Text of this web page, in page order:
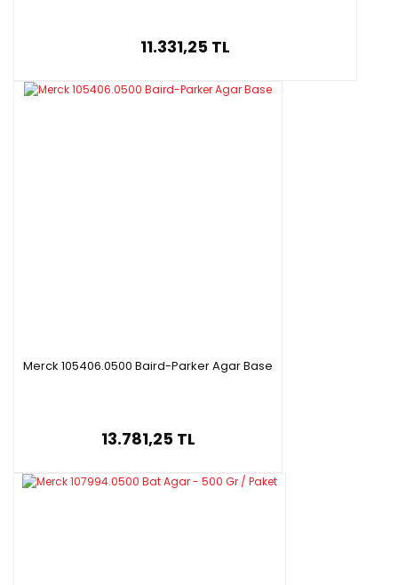
11.331,25 TL
Merck 105406.0500 Baird-Parker Agar Base
13.781,25 TL